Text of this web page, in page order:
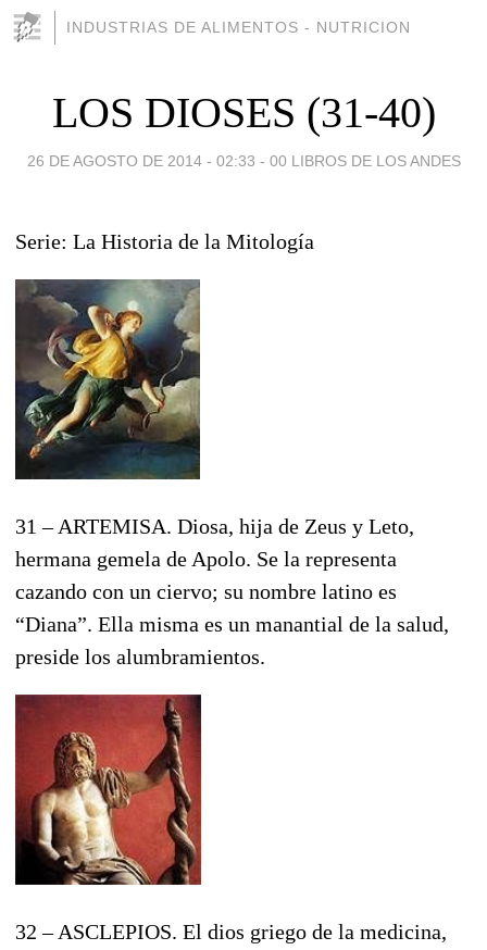
INDUSTRIAS DE ALIMENTOS - NUTRICION
LOS DIOSES (31-40)
26 DE AGOSTO DE 2014 - 02:33 - 00 LIBROS DE LOS ANDES
Serie: La Historia de la Mitología
31 – ARTEMISA. Diosa, hija de Zeus y Leto,
hermana gemela de Apolo. Se la representa
cazando con un ciervo; su nombre latino es
“Diana”. Ella misma es un manantial de la salud,
preside los alumbramientos.
32 – ASCLEPIOS. El dios griego de la medicina,